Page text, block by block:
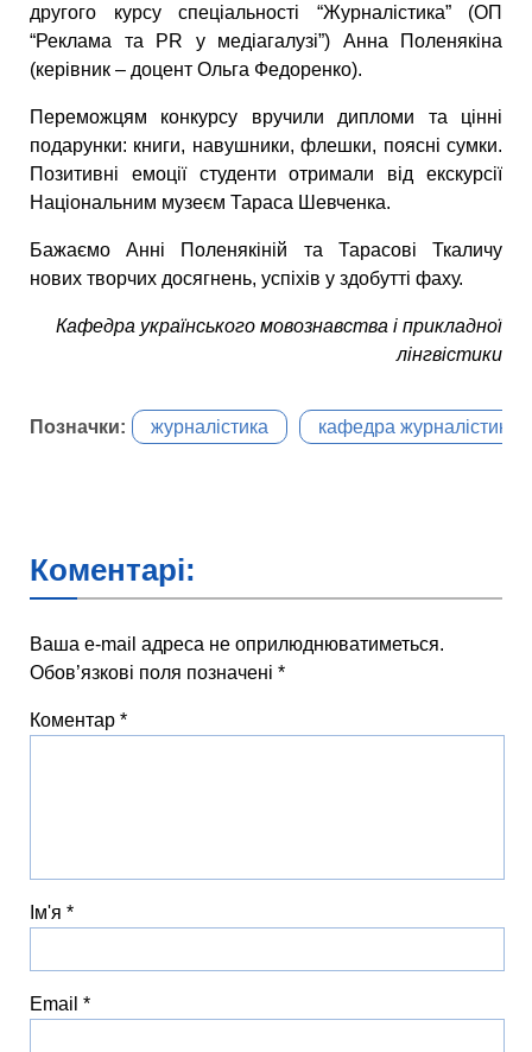
другого курсу спеціальності “Журналістика” (ОП
“Реклама та PR у медіагалузі”) Анна Поленякіна
(керівник – доцент Ольга Федоренко).
Переможцям конкурсу вручили дипломи та цінні
подарунки: книги, навушники, флешки, поясні сумки.
Позитивні емоції студенти отримали від екскурсії
Національним музеєм Тараса Шевченка.
Бажаємо Анні Поленякіній та Тарасові Ткаличу
нових творчих досягнень, успіхів у здобутті фаху.
Кафедра українського мовознавства і прикладної
лінгвістики
Позначки: журналістика кафедра журналістики
Коментарі:
Ваша e-mail адреса не оприлюднюватиметься.
Обов’язкові поля позначені *
Коментар *
Ім'я *
Email *